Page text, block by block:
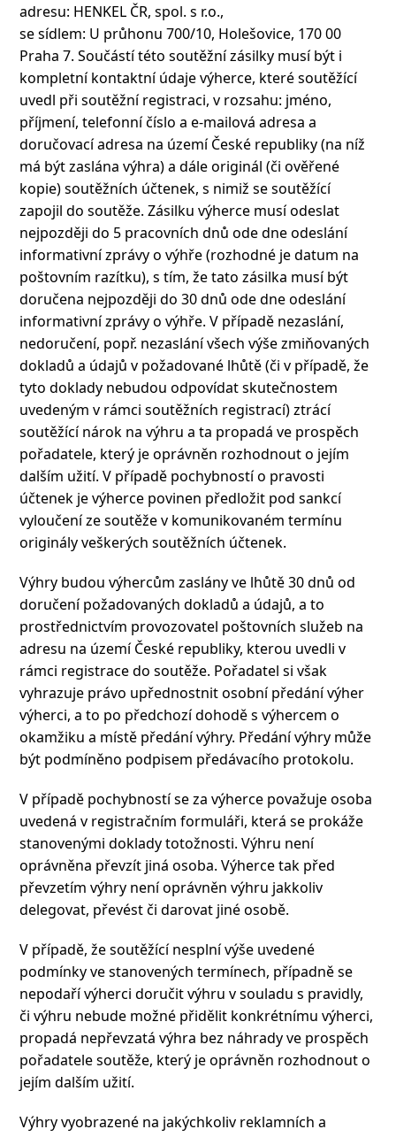
adresu: HENKEL ČR, spol. s r.o.,
se sídlem: U průhonu 700/10, Holešovice, 170 00
Praha 7. Součástí této soutěžní zásilky musí být i
kompletní kontaktní údaje výherce, které soutěžící
uvedl při soutěžní registraci, v rozsahu: jméno,
příjmení, telefonní číslo a e-mailová adresa a
doručovací adresa na území České republiky (na níž
má být zaslána výhra) a dále originál (či ověřené
kopie) soutěžních účtenek, s nimiž se soutěžící
zapojil do soutěže. Zásilku výherce musí odeslat
nejpozději do 5 pracovních dnů ode dne odeslání
informativní zprávy o výhře (rozhodné je datum na
poštovním razítku), s tím, že tato zásilka musí být
doručena nejpozději do 30 dnů ode dne odeslání
informativní zprávy o výhře. V případě nezaslání,
nedoručení, popř. nezaslání všech výše zmiňovaných
dokladů a údajů v požadované lhůtě (či v případě, že
tyto doklady nebudou odpovídat skutečnostem
uvedeným v rámci soutěžních registrací) ztrácí
soutěžící nárok na výhru a ta propadá ve prospěch
pořadatele, který je oprávněn rozhodnout o jejím
dalším užití. V případě pochybností o pravosti
účtenek je výherce povinen předložit pod sankcí
vyloučení ze soutěže v komunikovaném termínu
originály veškerých soutěžních účtenek.
Výhry budou výhercům zaslány ve lhůtě 30 dnů od
doručení požadovaných dokladů a údajů, a to
prostřednictvím provozovatel poštovních služeb na
adresu na území České republiky, kterou uvedli v
rámci registrace do soutěže. Pořadatel si však
vyhrazuje právo upřednostnit osobní předání výher
výherci, a to po předchozí dohodě s výhercem o
okamžiku a místě předání výhry. Předání výhry může
být podmíněno podpisem předávacího protokolu.
V případě pochybností se za výherce považuje osoba
uvedená v registračním formuláři, která se prokáže
stanovenými doklady totožnosti. Výhru není
oprávněna převzít jiná osoba. Výherce tak před
převzetím výhry není oprávněn výhru jakkoliv
delegovat, převést či darovat jiné osobě.
V případě, že soutěžící nesplní výše uvedené
podmínky ve stanovených termínech, případně se
nepodaří výherci doručit výhru v souladu s pravidly,
či výhru nebude možné přidělit konkrétnímu výherci,
propadá nepřevzatá výhra bez náhrady ve prospěch
pořadatele soutěže, který je oprávněn rozhodnout o
jejím dalším užití.
Výhry vyobrazené na jakýchkoliv reklamních a